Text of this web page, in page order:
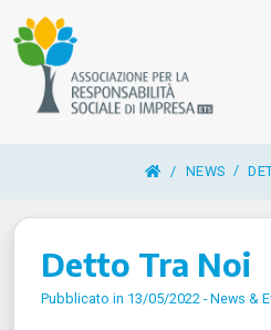
/ NEWS
Detto Tra Noi
Pubblicato in 13/05/2022 -News &